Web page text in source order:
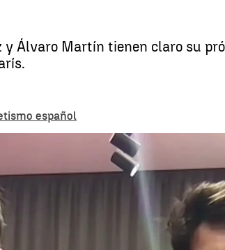
y Álvaro Martín tienen claro su
español
María Pérez, doble campeona de